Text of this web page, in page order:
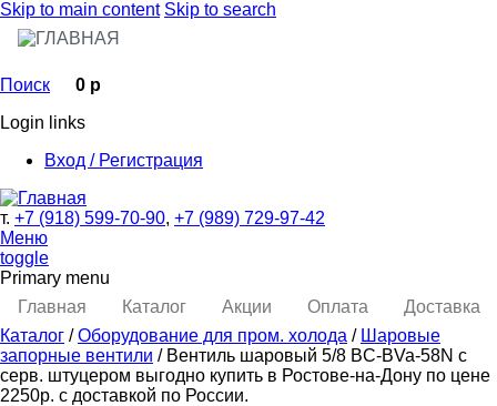
Skip to main content Skip to search
Поиск
0 р
Login links
Вход / Регистрация
т. +7 (918) 599-70-90, +7 (989) 729-97-42
Меню
toggle
Primary menu
Главная
Каталог Акции Оплата
Доставка
Каталог /Оборудование для пром. холода / Шаровые
запорные вентили / Вентиль шаровый 5/8 BC-BVa-58N с
серв. штуцером выгодно купить в Ростове-на-Дону по цене
2250р. с доставкой по России.